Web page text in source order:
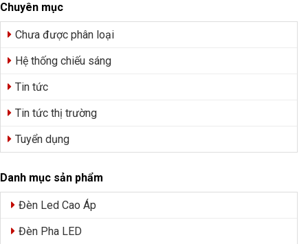
Chuyên mục
Chưa được phân loại
Hệ thống chiếu sáng
Tin tức
Tin tức thị trường
Tuyển dụng
Danh mục sản phẩm
Đèn Led Cao Áp
Đèn Pha LED